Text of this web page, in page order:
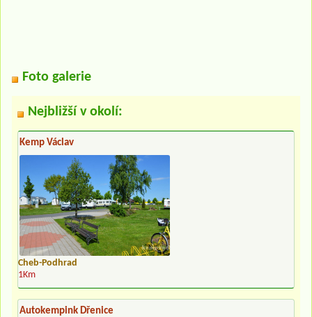
Foto galerie
Nejbližší v okolí:
Kemp Václav
Cheb-Podhrad
1Km
Autokempink Dřenice